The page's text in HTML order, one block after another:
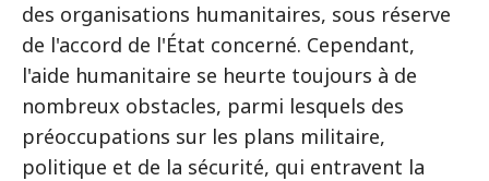
des organisations humanitaires, sous réserve
de l'accord de l'État concerné. Cependant,
l'aide humanitaire se heurte toujours à de
nombreux obstacles, parmi lesquels des
préoccupations sur les plans militaire,
politique et de la sécurité, qui entravent la